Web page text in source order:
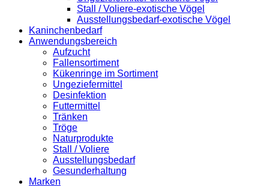
Stall / Voliere-exotische Vögel
Ausstellungsbedarf-exotische Vögel
Kaninchenbedarf
Anwendungsbereich
Aufzucht
Fallensortiment
Kükenringe im Sortiment
Ungeziefermittel
Desinfektion
Futtermittel
Tränken
Tröge
Naturprodukte
Stall / Voliere
Ausstellungsbedarf
Gesunderhaltung
Marken